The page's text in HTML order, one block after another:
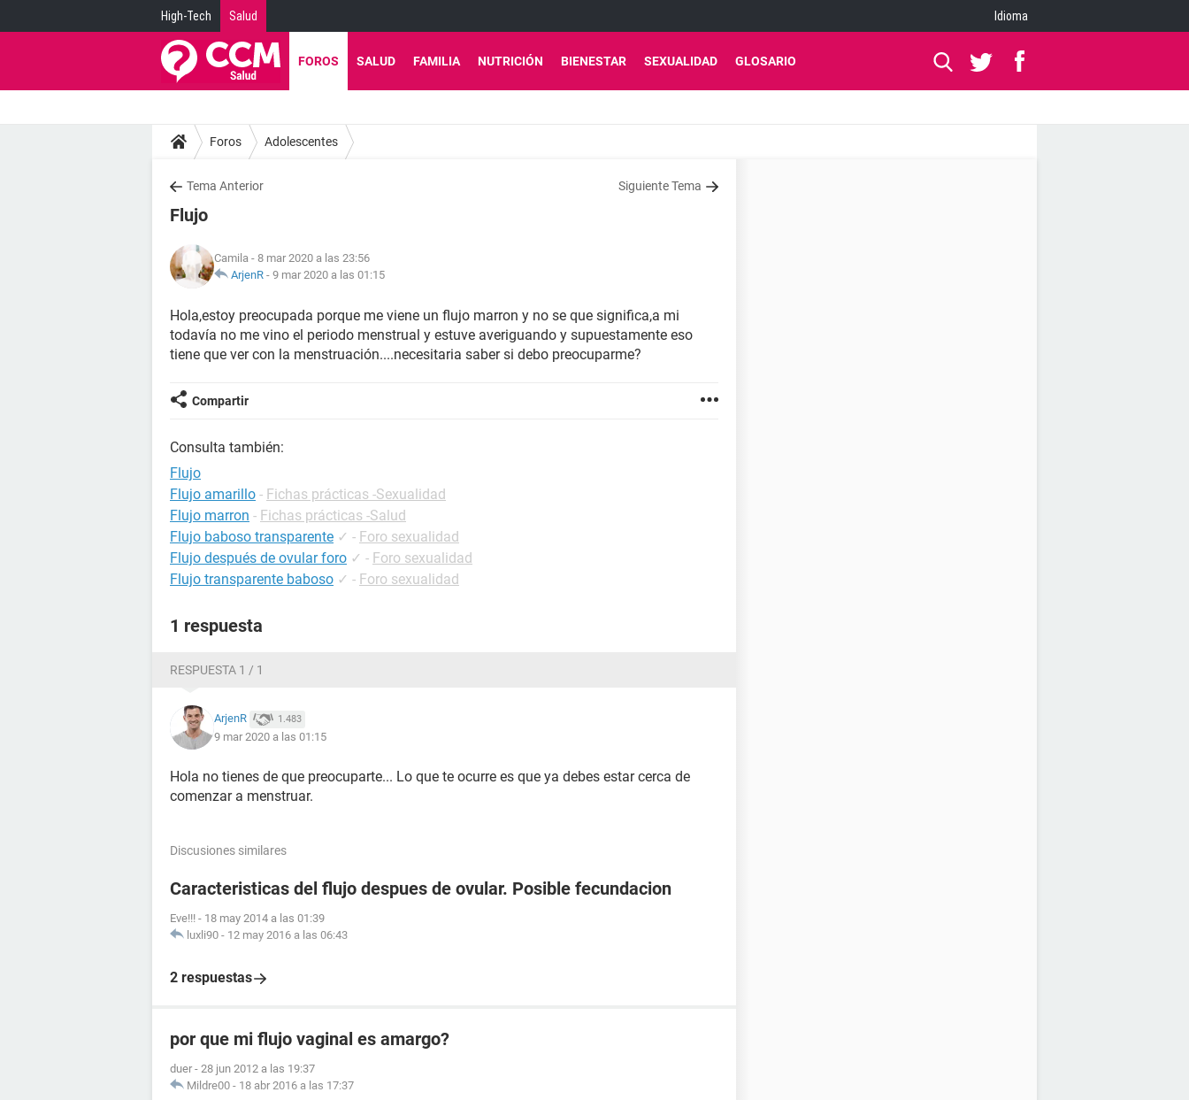
High-Tech Salud Idioma
FOROS SALUD FAMILIA NUTRICIÓN BIENESTAR SEXUALIDAD GLOSARIO
Foros Adolescentes
Tema Anterior Siguiente Tema
Flujo
Camila - 8 mar 2020 a las 23:56
ArjenR - 9 mar 2020 a las 01:15
Hola,estoy preocupada porque me viene un flujo marron y no se que significa,a mi
todavía no me vino el periodo menstrual y estuve averiguando y supuestamente eso
tiene que ver con la menstruación....necesitaria saber si debo preocuparme?
Compartir
Consulta también:
Flujo
Flujo amarillo - Fichas prácticas -Sexualidad
Flujo marron - Fichas prácticas -Salud
Flujo baboso transparente ✓ - Foro sexualidad
Flujo después de ovular foro ✓ - Foro sexualidad
Flujo transparente baboso ✓ - Foro sexualidad
1 respuesta
RESPUESTA 1 / 1
ArjenR 1.483
9 mar 2020 a las 01:15
Hola no tienes de que preocuparte... Lo que te ocurre es que ya debes estar cerca de
comenzar a menstruar.
Discusiones similares
Caracteristicas del flujo despues de ovular. Posible fecundacion
Eve!!! - 18 may 2014 a las 01:39
luxli90 - 12 may 2016 a las 06:43
2 respuestas
por que mi flujo vaginal es amargo?
duer - 28 jun 2012 a las 19:37
Mildre00 - 18 abr 2016 a las 17:37